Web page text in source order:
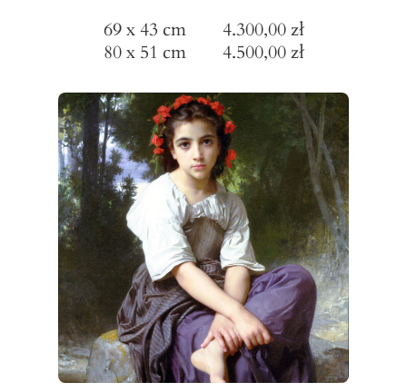
69 x 43 cm 4.300,00 zł
80 x 51 cm 4.500,00 zł